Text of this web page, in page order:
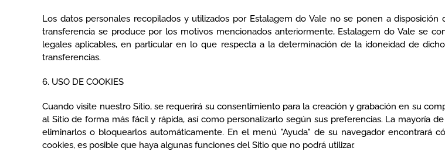
Los datos personales recopilados y utilizados por Estalagem do Vale no se ponen a
transferencia se produce por los motivos mencionados anteriormente, Estalagem do Vale se
legales aplicables, en particular en lo que respecta a la determinación de la idoneidad de
transferencias.
6. USO DE COOKIES
Cuando visite nuestro Sitio, se requerirá su consentimiento para la creación y grabación en su
al Sitio de forma más fácil y rápida, así como personalizarlo según sus preferencias. La mayoría
eliminarlos o bloquearlos automáticamente. En el menú "Ayuda" de su navegador encontrará
cookies, es posible que haya algunas funciones del Sitio que no podrá utilizar.